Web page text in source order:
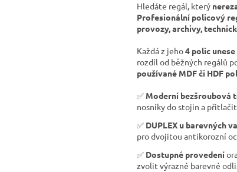
Hledáte regál, který
Profesionální policový
provozy, archivy,
Každá z jeho4 polic unese
rozdíl od běžných regálů
používané MDF či HDF
✅ Moderní bezšroubová
nosníky do stojin a
✅ DUPLEX u barevných
pro dvojitou antikorozní
✅ Dostupné provedení
zvolit výrazné barevné